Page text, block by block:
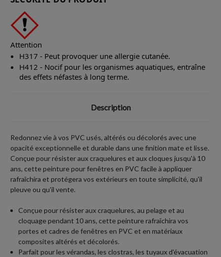
Attention
H317 - Peut provoquer une allergie cutanée.
H412 - Nocif pour les organismes aquatiques, entraîne
des effets néfastes à long terme.
Description
Redonnez vie à vos PVC usés, altérés ou décolorés avec une
opacité exceptionnelle et durable dans une finition mate et lisse.
Conçue pour résister aux craquelures et aux cloques jusqu'à 10
ans, cette peinture pour fenêtres en PVC facile à appliquer
rafraîchira et protégera vos extérieurs en toute simplicité, qu'il
pleuve ou qu'il vente.
Conçue pour résister aux craquelures, au pelage et au
cloquage pendant 10 ans, cette peinture rafraîchira vos
portes et cadres de fenêtres en PVC et en matériaux
composites altérés et décolorés.
Parfait pour les vérandas, les clostras, les tuyaux d'évacuation